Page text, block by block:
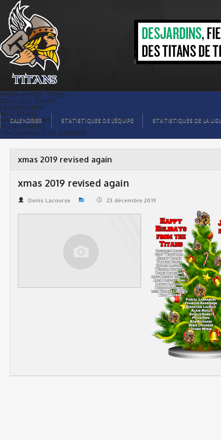
xmas 2019 revised again | Titans de
témiscaming
#8804 (PAS DE TITRE)
BOUTIQUE TITANS
HÉBERGEMENT
INFO TITANS
MAGASIN TITANS
RECRUTEMENT
TÉMOIGNAGES DE JOUEURS
ACCUEIL
GALERIE PHOTOS
STATISTIQUES
ORGANISATION
CALENDRIER
COMMANDITAIRES
CALENDRIER STATISTIQUES DE L’ÉQUIPE STATISTIQUES DE LA
xmas 2019 revised again
xmas 2019 revised again
Denis Lacourse 23.décembre 2019